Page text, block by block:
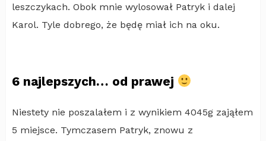
leszczykach. Obok mnie wylosował Patryk i dalej
Karol. Tyle dobrego, że będę miał ich na oku.
6 najlepszych… od prawej
Niestety nie poszalałem i z wynikiem 4045g zająłem
5 miejsce. Tymczasem Patryk, znowu z